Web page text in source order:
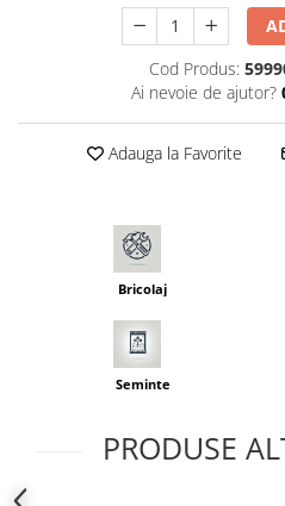
Seminte salata
Seminte sfecla
Seminte zucchini
Seminte Legume Profesionale
Seminte pentru germinare
Cod Produs:
Ai nevoie de ajutor?
Adauga la Favorite
Bricolaj
Seminte
PRODUSE